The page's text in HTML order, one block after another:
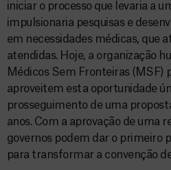
iniciar o processo que levaria a
impulsionaria pesquisas e
em necessidades médicas, que
atendidas. Hoje, a organização
Médicos Sem Fronteiras (MSF)
aproveitem esta oportunidade
prosseguimento de uma
anos. Com a aprovação de uma
governos podem dar o primeiro
para transformar a convenção